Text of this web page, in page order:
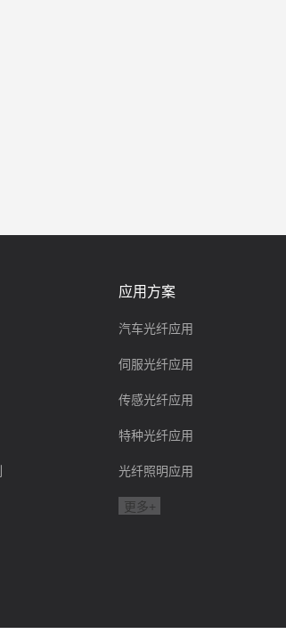
应用方案
汽车光纤应用
伺服光纤应用
传感光纤应用
特种光纤应用
光纤照明应用
更多+